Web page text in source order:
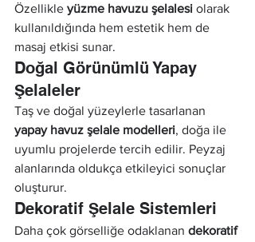
Özellikle yüzme havuzu şelalesi olarak
kullanıldığında hem estetik hem de
masaj etkisi sunar.
Doğal Görünümlü Yapay
Şelaleler
Taş ve doğal yüzeylerle tasarlanan
yapay havuz şelale modelleri, doğa ile
uyumlu projelerde tercih edilir. Peyzaj
alanlarında oldukça etkileyici sonuçlar
oluşturur.
Dekoratif Şelale Sistemleri
Daha çok görselliğe odaklanan dekoratif